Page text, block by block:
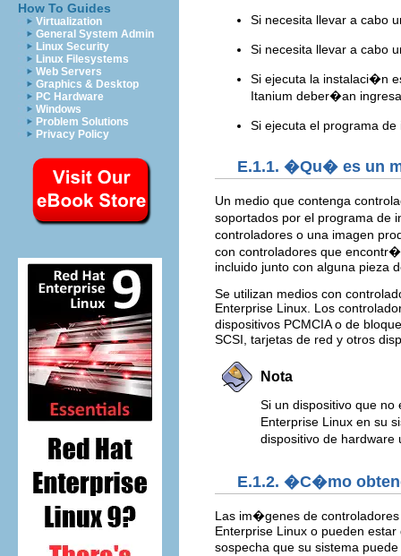
How To Guides
Virtualization
General System Admin
Linux Security
Linux Filesystems
Web Servers
Graphics & Desktop
PC Hardware
Windows
Problem Solutions
Privacy Policy
Si necesita llevar a cabo
Si necesita llevar a cabo
Si ejecuta la instalaci�n
Itanium deber�an
Si ejecuta el programa
E.1.1. �Qu� es un
Un medio que contenga
soportados por el programa de
controladores o una imagen
con controladores que
incluido junto con alguna pieza
Se utilizan medios con
Enterprise Linux. Los
dispositivos PCMCIA o de
SCSI, tarjetas de red y otros
Nota
Si un dispositivo que
Enterprise Linux en su
dispositivo de
E.1.2. �C�mo
Las im�genes de
Enterprise Linux o pueden
sospecha que su sistema